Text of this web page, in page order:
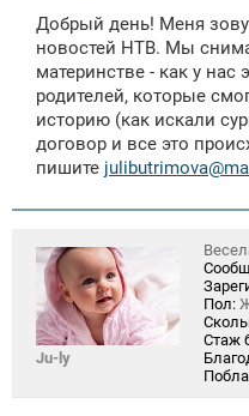
б
щ
н
и
Добрый день! Меня
новостей НТВ. Мы
материнстве - как у
родителей, которые
историю (как искали
договор и все это
пишите
Ju-ly
Пол:
Стаж